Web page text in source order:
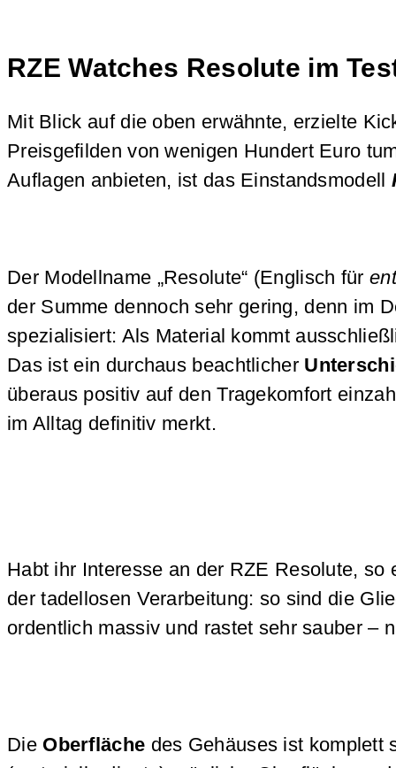
RZE Watches Resolute im
Mit Blick auf die oben erwähnte, erzielte
Preisgefilden von wenigen Hundert Euro
Auflagen anbieten, ist das Einstandsmodell
Der Modellname „Resolute“ (Englisch für
der Summe dennoch sehr gering, denn im
spezialisiert: Als Material kommt
Das ist ein durchaus beachtlicher
überaus positiv auf den Tragekomfort
im Alltag definitiv merkt.
Habt ihr Interesse an der RZE Resolute,
der tadellosen Verarbeitung: so sind die
ordentlich massiv und rastet sehr sauber –
Die Oberfläche des Gehäuses ist komplett